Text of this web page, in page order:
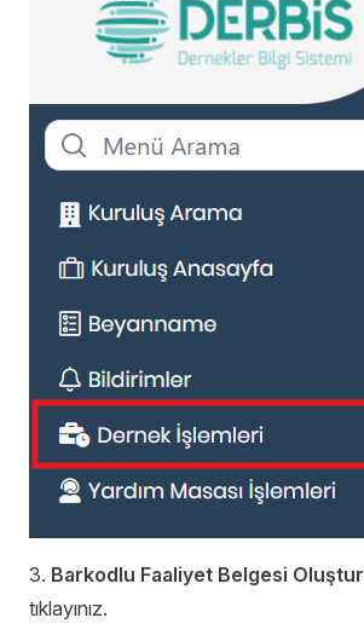
3. Barkodlu Faaliyet Belgesi Oluştur
tıklayınız.